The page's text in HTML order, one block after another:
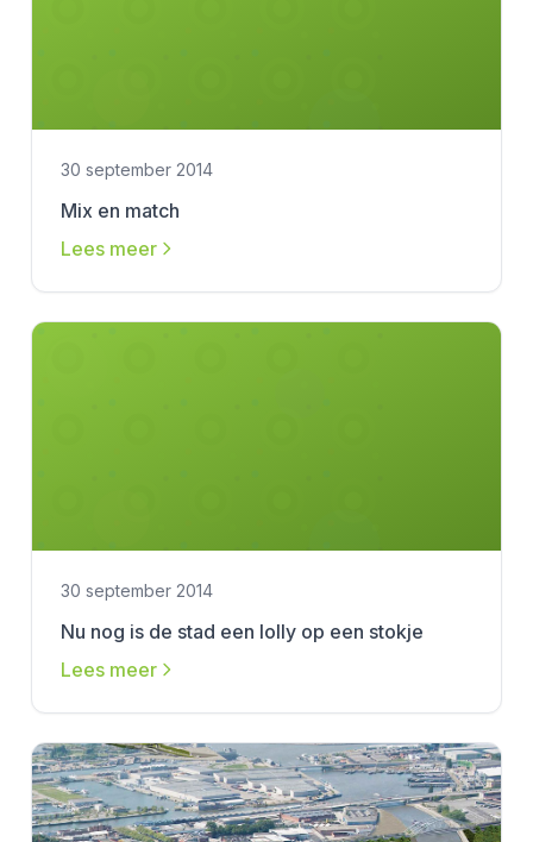
30 september 2014
Mix en match
Lees meer
30 september 2014
Nu nog is de stad een lolly op een stokje
Lees meer